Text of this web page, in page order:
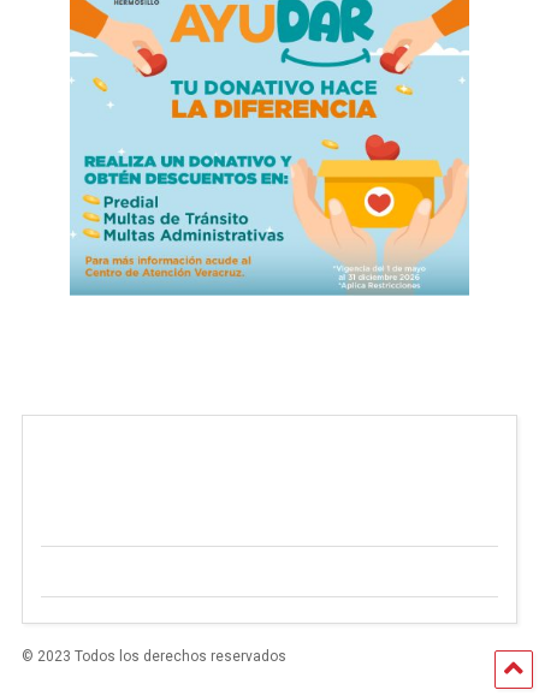
© 2023 Todos los derechos reservados